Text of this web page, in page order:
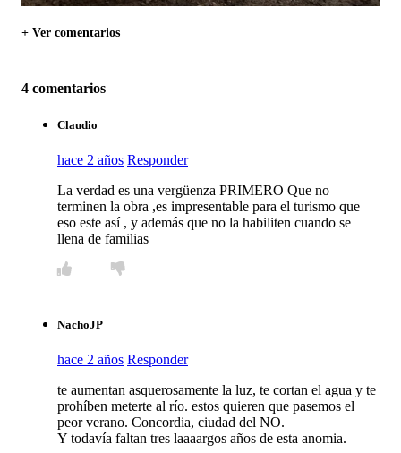
+ Ver comentarios
4 comentarios
Claudio
hace 2 años Responder
La verdad es una vergüenza PRIMERO Que no
terminen la obra ,es impresentable para el turismo que
eso este así , y además que no la habiliten cuando se
llena de familias
NachoJP
hace 2 años Responder
te aumentan asquerosamente la luz, te cortan el agua y te
prohíben meterte al río. estos quieren que pasemos el
peor verano. Concordia, ciudad del NO.
Y todavía faltan tres laaaargos años de esta anomia.